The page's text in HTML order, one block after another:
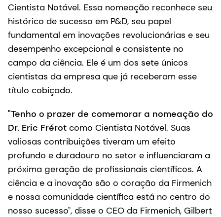
Cientista Notável. Essa nomeação reconhece seu
histórico de sucesso em P&D, seu papel
fundamental em inovações revolucionárias e seu
desempenho excepcional e consistente no
campo da ciência. Ele é um dos sete únicos
cientistas da empresa que já receberam esse
título cobiçado.
"Tenho o prazer de comemorar a nomeação do
Dr. Eric Frérot como Cientista Notável. Suas
valiosas contribuições tiveram um efeito
profundo e duradouro no setor e influenciaram a
próxima geração de profissionais científicos. A
ciência e a inovação são o coração da Firmenich
e nossa comunidade científica está no centro do
nosso sucesso", disse o CEO da Firmenich, Gilbert